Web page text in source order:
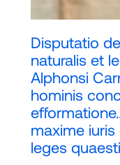
Disputatio
naturalis et
Alphonsi
hominis
maxime
leges